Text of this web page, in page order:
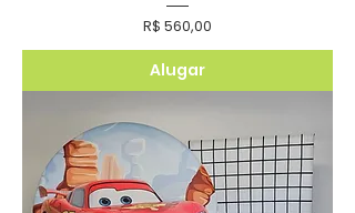
Preço
R$ 560,00
Alugar